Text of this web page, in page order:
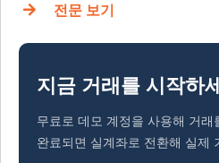
전문 보기
지금 거래를 시작하
무료로 데모 계정을 사용해 거
완료되면 실계좌로 전환해 실제